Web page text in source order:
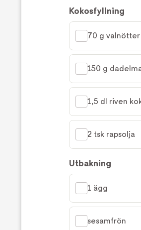
Kokosfyllning
70 g valnötter
150 g
1,5 dl riven
2 tsk rapsolja
Utbakning
1 ägg
sesamfrön